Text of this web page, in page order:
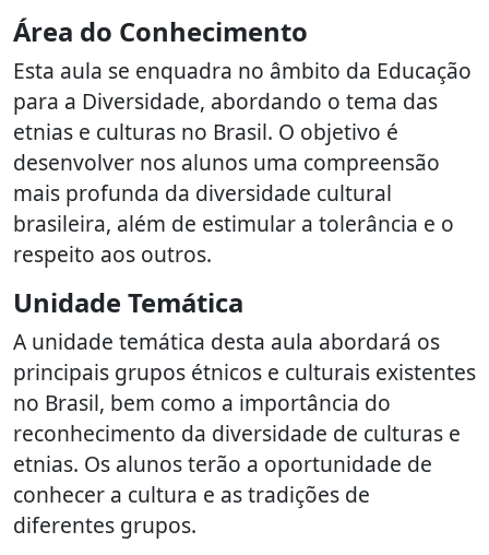
Área do Conhecimento
Esta aula se enquadra no âmbito da Educação
para a Diversidade, abordando o tema das
etnias e culturas no Brasil. O objetivo é
desenvolver nos alunos uma compreensão
mais profunda da diversidade cultural
brasileira, além de estimular a tolerância e o
respeito aos outros.
Unidade Temática
A unidade temática desta aula abordará os
principais grupos étnicos e culturais existentes
no Brasil, bem como a importância do
reconhecimento da diversidade de culturas e
etnias. Os alunos terão a oportunidade de
conhecer a cultura e as tradições de
diferentes grupos.